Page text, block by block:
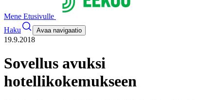
Mene Etusivulle
Haku
Avaa navigaatio
19.9.2018
Sovellus avuksi
hotellikokemukseen